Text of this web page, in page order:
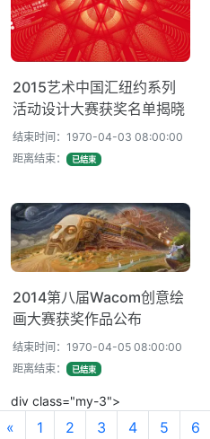
2015艺术中国汇纽约系列
活动设计大赛获奖名单揭晓
结束时间：1970-04-03 08:00:00
距离结束：
已结束
2014第八届Wacom创意绘
画大赛获奖作品公布
结束时间：1970-04-05 08:00:00
距离结束：
已结束
div class="my-3">
« 1 2 3 4 5 6